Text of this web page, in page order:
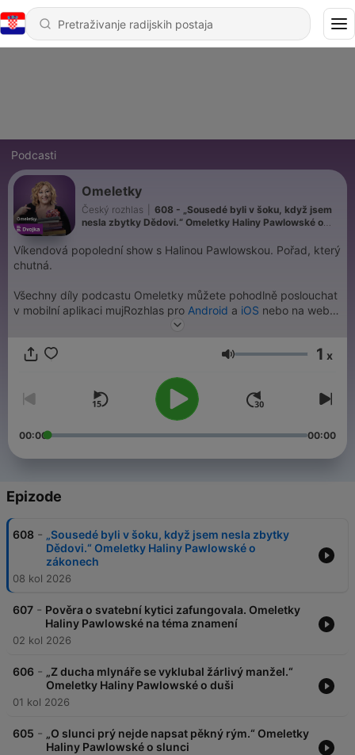
Podcasti
Omeletky
Český rozhlas
608 - „Sousedé byli v šoku, když jsem
nesla zbytky Dědovi.“ Omeletky Haliny Pawlowské o
Víkendová popolední show s Halinou Pawlowskou. Pořad, který
chutná.
Všechny díly podcastu Omeletky můžete pohodlně poslouchat
v mobilní aplikaci mujRozhlas pro Android a iOS nebo na webu
Glasnoća 1 x
00:00 00:00
Epizode
608 - „Sousedé byli v šoku, když jsem nesla zbytky
Dědovi.“ Omeletky Haliny Pawlowské o
zákonech
08 kol 2026
607 - Pověra o svatební kytici zafungovala. Omeletky
Haliny Pawlowské na téma znamení
02 kol 2026
606 - „Z ducha mlynáře se vyklubal žárlivý manžel.“
Omeletky Haliny Pawlowské o duši
01 kol 2026
605 - „O slunci prý nejde napsat pěkný rým.“ Omeletky
Haliny Pawlowské o slunci